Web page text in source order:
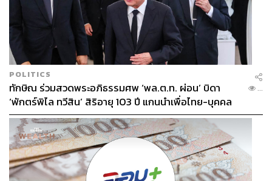
POLITICS
ทักษิณ ร่วมสวดพระอภิธรรมศพ ‘พล.ต.ท. ผ่อน’ บิดา
‘พักตร์พิไล ทวีสิน’ สิริอายุ 103 ปี แกนนำเพื่อไทย-บุคคล
หลากวงการร่วมอาลัย
...